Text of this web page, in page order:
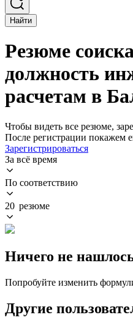
Найти
Резюме
должность
расчетам в
Чтобы видеть все резюме,
После регистрации покажем
Зарегистрироваться
За всё время
По соответствию
20 резюме
Ничего не
Попробуйте изменить
Другие